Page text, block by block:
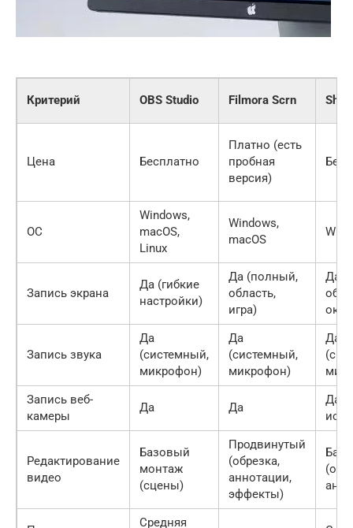
Критерий OBS Studio Filmora Scrn
Цена Бесплатно
Платно (есть
пробная
версия)
ОС
Windows,
macOS,
Linux
Windows,
macOS
Запись экрана
Да (гибкие
настройки)
Да (полный,
область,
игра)
Да
Запись звука
Да
(системный,
микрофон)
Да
(системный,
микрофон)
Да
Запись веб-
камеры
Да Да
Да
Редактирование
видео
Базовый
монтаж
(сцены)
Продвинутый
(обрезка,
аннотации,
эффекты)
Средняя